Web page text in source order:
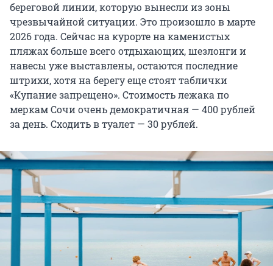
береговой линии, которую вынесли из зоны
чрезвычайной ситуации. Это произошло в марте
2026 года. Сейчас на курорте на каменистых
пляжах больше всего отдыхающих, шезлонги и
навесы уже выставлены, остаются последние
штрихи, хотя на берегу еще стоят таблички
«Купание запрещено». Стоимость лежака по
меркам Сочи очень демократичная — 400 рублей
за день. Сходить в туалет — 30 рублей.